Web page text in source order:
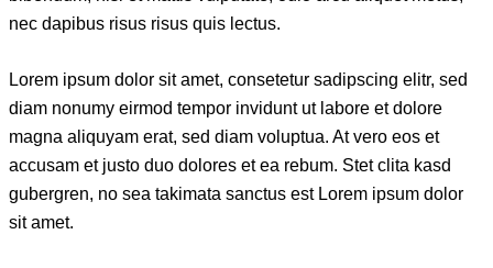
nec dapibus risus risus quis lectus.
Lorem ipsum dolor sit amet, consetetur sadipscing elitr, sed
diam nonumy eirmod tempor invidunt ut labore et dolore
magna aliquyam erat, sed diam voluptua. At vero eos et
accusam et justo duo dolores et ea rebum. Stet clita kasd
gubergren, no sea takimata sanctus est Lorem ipsum dolor
sit amet.